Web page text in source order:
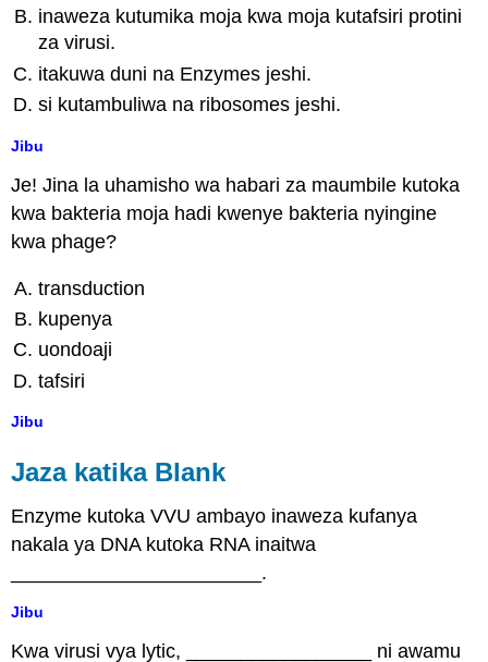
inaweza kutumika moja kwa moja kutafsiri protini
za virusi.
itakuwa duni na Enzymes jeshi.
si kutambuliwa na ribosomes jeshi.
Jibu
Je! Jina la uhamisho wa habari za maumbile kutoka
kwa bakteria moja hadi kwenye bakteria nyingine
kwa phage?
transduction
kupenya
uondoaji
tafsiri
Jibu
Jaza katika Blank
Enzyme kutoka VVU ambayo inaweza kufanya
nakala ya DNA kutoka RNA inaitwa
_______________________.
Jibu
Kwa virusi vya lytic, _________________ ni awamu